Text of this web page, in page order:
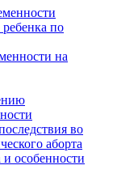
по
на
во
аборта
и особенности